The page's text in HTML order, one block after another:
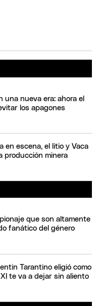
una nueva era: ahora el
los apagones
en escena, el litio y Vaca
producción minera
que son altamente
fanático del género
Tarantino eligió como
te va a dejar sin aliento